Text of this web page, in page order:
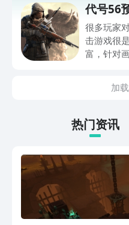
编建议大
约，这样
己就能第
代号56
很多玩家
击游戏很
富，针对
验这款游
各类资讯
加
热门资讯